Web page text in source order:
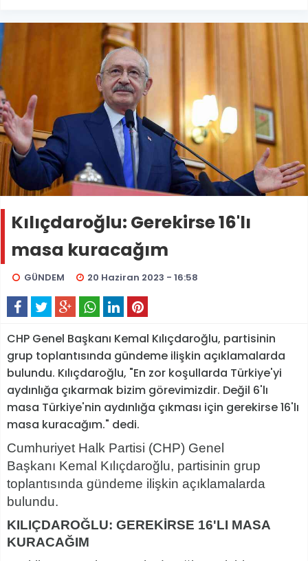
Kılıçdaroğlu: Gerekirse 16'lı
masa kuracağım
GÜNDEM 20 Haziran 2023 - 16:58
CHP Genel Başkanı Kemal Kılıçdaroğlu, partisinin
grup toplantısında gündeme ilişkin açıklamalarda
bulundu. Kılıçdaroğlu, "En zor koşullarda Türkiye'yi
aydınlığa çıkarmak bizim görevimizdir. Değil 6'lı
masa Türkiye'nin aydınlığa çıkması için gerekirse 16'lı
masa kuracağım." dedi.
Cumhuriyet Halk Partisi (CHP) Genel
Başkanı Kemal Kılıçdaroğlu, partisinin grup
toplantısında gündeme ilişkin açıklamalarda
bulundu.
KILIÇDAROĞLU: GEREKİRSE 16'LI MASA
KURACAĞIM